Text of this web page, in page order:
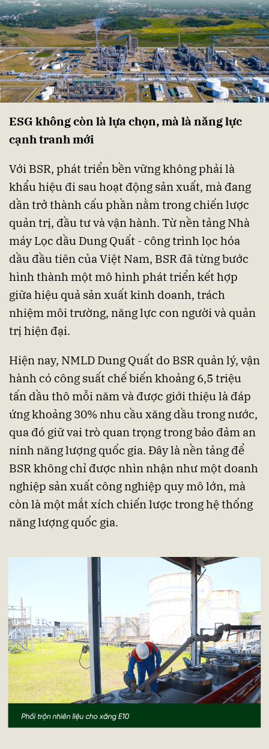
ESG không còn là lựa chọn, mà là năng lực
cạnh tranh mới
Với BSR, phát triển bền vững không phải là
khẩu hiệu đi sau hoạt động sản xuất, mà đang
dần trở thành cấu phần nằm trong chiến lược
quản trị, đầu tư và vận hành. Từ nền tảng Nhà
máy Lọc dầu Dung Quất - công trình lọc hóa
dầu đầu tiên của Việt Nam, BSR đã từng bước
hình thành một mô hình phát triển kết hợp
giữa hiệu quả sản xuất kinh doanh, trách
nhiệm môi trường, năng lực con người và quản
trị hiện đại.
Hiện nay, NMLD Dung Quất do BSR quản lý, vận
hành có công suất chế biến khoảng 6,5 triệu
tấn dầu thô mỗi năm và được giới thiệu là đáp
ứng khoảng 30% nhu cầu xăng dầu trong nước,
qua đó giữ vai trò quan trọng trong bảo đảm an
ninh năng lượng quốc gia. Đây là nền tảng để
BSR không chỉ được nhìn nhận như một doanh
nghiệp sản xuất công nghiệp quy mô lớn, mà
còn là một mắt xích chiến lược trong hệ thống
năng lượng quốc gia.